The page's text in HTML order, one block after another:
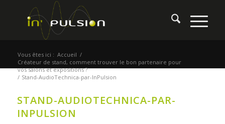
Vous êtes ici : Accueil /
Créateur de stand, comment trouver le bon partenaire pour
vos salons et expositions ?
/ Stand-AudioTechnica-par-InPulsion
STAND-AUDIOTECHNICA-PAR-
INPULSION